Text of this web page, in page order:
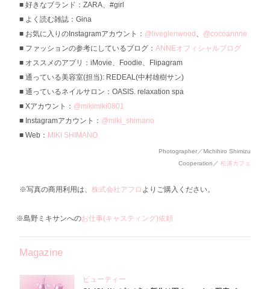
好きなブランド：ZARA、#girl
よく読む雑誌：Gina
お気に入りのInstagramアカウント： @liveglenwood 、 @cocoannne
ファッションの参考にしているブログ： ANNEオフィシャルブログ
オススメのアプリ：iMovie、Foodie、Flipagram
通っている美容室(担当): REDEAL(中村雄樹サン)
通っているネイルサロン：OASIS. relaxation spa
Xアカウント： @mikimiki0801
Instagramアカウント： @miki_shimano
Web： MIKI SHIMANO
Photographer／Michihiro Shimizu
Cooperation／ 松涛カフェ
※写真の商用利用は、 株式会社アフロ よりご購入ください。
※島野ミキサンへのお仕事(キャスティング)依頼
Magazine
ビューティー